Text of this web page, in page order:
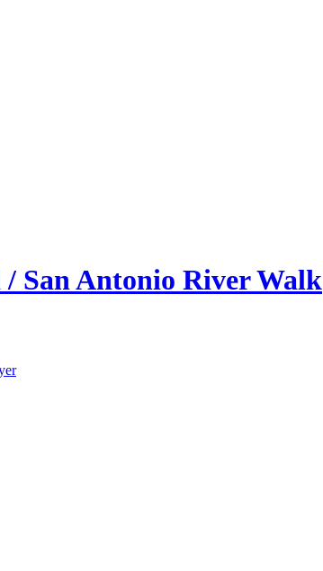
San Antonio River Walk